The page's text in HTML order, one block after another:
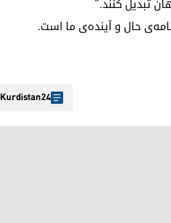
حال و آینده‌ی ما است.
Kurdistan24